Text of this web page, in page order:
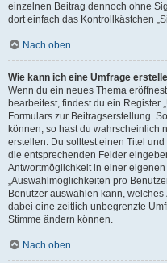
einzelnen Beitrag dennoch ohne
dort einfach das Kontrollkästchen
Nach oben
Wie kann ich eine Umfrage
Wenn du ein neues Thema
bearbeitest, findest du ein Register
Formulars zur Beitragserstellung.
können, so hast du wahrscheinlich
erstellen. Du solltest einen Titel
die entsprechenden Felder
Antwortmöglichkeit in einer
„Auswahlmöglichkeiten pro
Benutzer auswählen kann,
dabei eine zeitlich unbegrenzte
Stimme ändern können.
Nach oben